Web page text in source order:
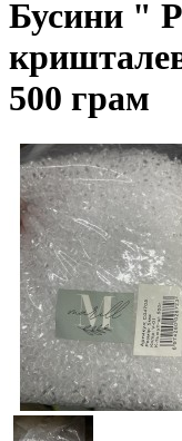
Бусини "
500 грам